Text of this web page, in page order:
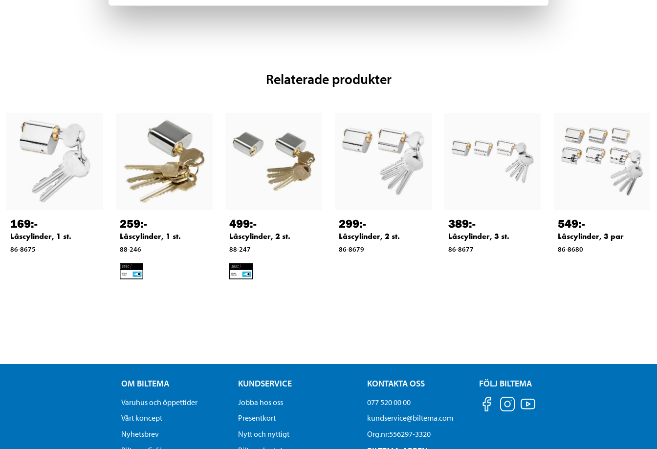
Relaterade produkter
169:-
Låscylinder, 1 st.
86-8675
259:-
Låscylinder, 1 st.
88-246
499:-
Låscylinder, 2 st.
88-247
299:-
Låscylinder, 2 st.
86-8679
389:-
Låscylinder, 3 st.
86-8677
549:-
Låscylinder, 3 par
86-8680
OM BILTEMA
Varuhus och öppettider
Vårt koncept
Nyhetsbrev
KUNDSERVICE
Jobba hos oss
Presentkort
Nytt och nyttigt
KONTAKTA OSS
077 520 00 00
kundservice@biltema.com
Org.nr:556297-3320
FÖLJ BILTEMA